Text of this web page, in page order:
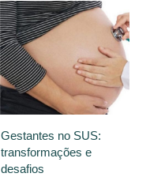
Gestantes no SUS:
transformações e
desafios